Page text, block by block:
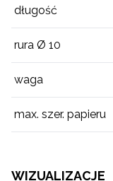
długość
rura Ø 10
waga
max. szer. papieru
WIZUALIZACJE